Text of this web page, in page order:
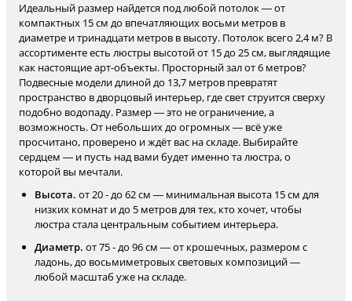
Идеальный размер найдется под любой потолок — от
компактных 15 см до впечатляющих восьми метров в
диаметре и тринадцати метров в высоту. Потолок всего 2,4 м? В
ассортименте есть люстры высотой от 15 до 25 см, выглядящие
как настоящие арт-объекты. Просторный зал от 6 метров?
Подвесные модели длиной до 13,7 метров превратят
пространство в дворцовый интерьер, где свет струится сверху
подобно водопаду. Размер — это не ограничение, а
возможность. От небольших до огромных — всё уже
просчитано, проверено и ждёт вас на складе. Выбирайте
сердцем — и пусть над вами будет именно та люстра, о
которой вы мечтали.
Высота. от 20 - до 62 см — минимальная высота 15 см для
низких комнат и до 5 метров для тех, кто хочет, чтобы
люстра стала центральным событием интерьера.
Диаметр. от 75 - до 96 см — от крошечных, размером с
ладонь, до восьмиметровых световых композиций —
любой масштаб уже на складе.